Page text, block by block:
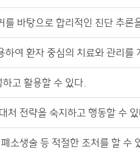
바탕으로 합리적인 진단 추론
여 환자 중심의 치료와 관리를
고 활용할 수 있다.
처 전략을 숙지하고 행동할 수
소생술 등 적절한 조처를 할 수